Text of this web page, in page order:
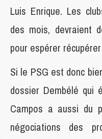
Luis Enrique. Les
des mois, devraient
pour espérer
Si le PSG est donc
dossier Dembélé qui
Campos a aussi du
négociations des